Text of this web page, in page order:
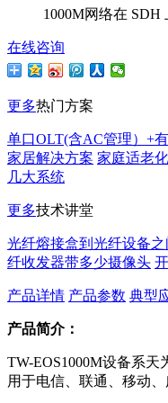
1000M网络在 SDH
在线咨询
更多热门方案
单口OLT(含AC管理）+
家居解决方案 家庭适老
几大系统
更多技术讲堂
光纤熔接盒到光纤设备
纤收发器带多少摄像头
产品详情 产品参数 典型
产品简介：
TW-EOS1000M设备系
用于电信、联通、移动